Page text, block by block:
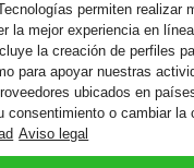
permiten
la mejor experiencia en
la creación de perfiles
para apoyar nuestras
ubicados en
consentimiento o cambiar
Aviso legal